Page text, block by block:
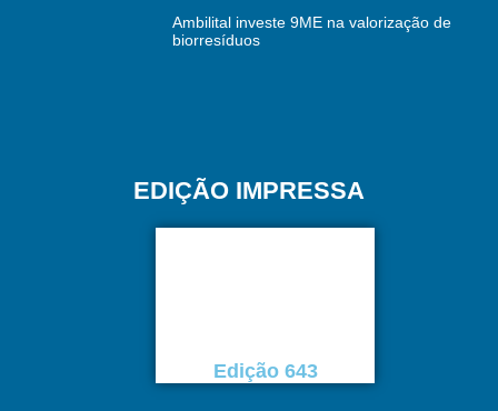
Ambilital investe 9ME na valorização de
biorresíduos
EDIÇÃO IMPRESSA
Edição 643